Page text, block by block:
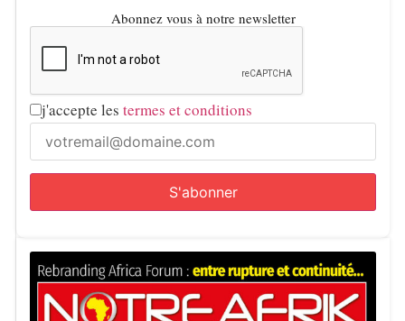
Abonnez vous à notre newsletter
j'accepte les termes et conditions